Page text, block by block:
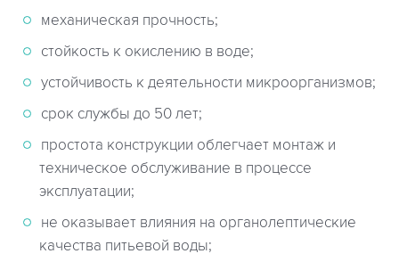
механическая прочность;
стойкость к окислению в воде;
устойчивость к деятельности микроорганизмов;
срок службы до 50 лет;
простота конструкции облегчает монтаж и
техническое обслуживание в процессе
эксплуатации;
не оказывает влияния на органолептические
качества питьевой воды;